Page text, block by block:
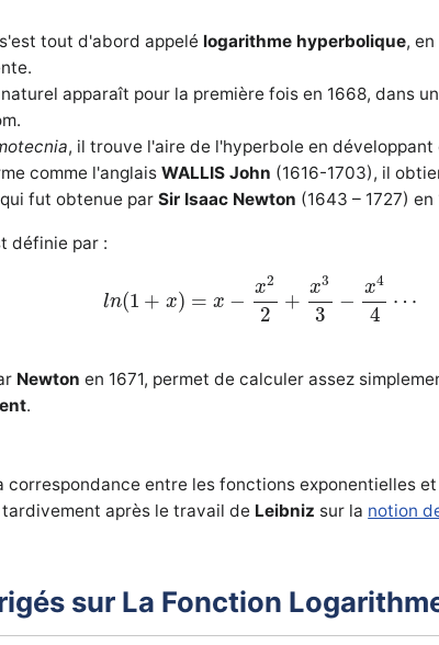
tout d'abord appelé logarithme hyperbolique,
apparaît pour la première fois en 1668, dans
, il trouve l'aire de l'hyperbole en développant
comme l'anglaisWALLIS John (1616-1703), il
fut obtenue parSir Isaac Newton (1643 – 1727) en
définie par :
ln(1 + x) = x −
x2
2
+
x3
3
−
x4
4
⋯
2+ − ⋯
Newton en 1671, permet de calculer assez
.
correspondance entre les fonctions exponentielles
tardivement après le travail de Leibniz sur la notion
sur La Fonction